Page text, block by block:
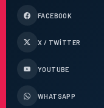
FACEBOOK
X / TWITTER
YOUTUBE
WHATSAPP